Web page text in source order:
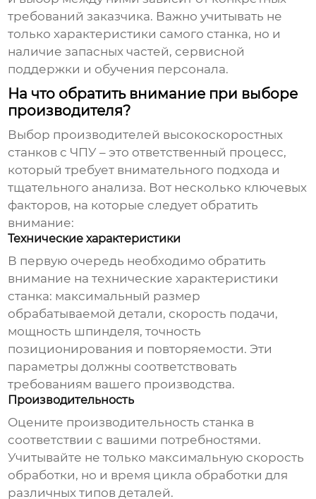
требований заказчика. Важно учитывать не
только характеристики самого станка, но и
наличие запасных частей, сервисной
поддержки и обучения персонала.
На что обратить внимание при выборе
производителя?
Выбор производителей высокоскоростных
станков с ЧПУ – это ответственный процесс,
который требует внимательного подхода и
тщательного анализа. Вот несколько ключевых
факторов, на которые следует обратить
внимание:
Технические характеристики
В первую очередь необходимо обратить
внимание на технические характеристики
станка: максимальный размер
обрабатываемой детали, скорость подачи,
мощность шпинделя, точность
позиционирования и повторяемости. Эти
параметры должны соответствовать
требованиям вашего производства.
Производительность
Оцените производительность станка в
соответствии с вашими потребностями.
Учитывайте не только максимальную скорость
обработки, но и время цикла обработки для
различных типов деталей.